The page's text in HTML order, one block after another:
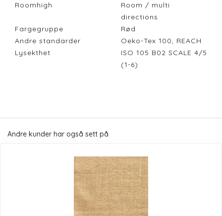
Roomhigh
Room / multi
directions
Fargegruppe
Rød
Andre standarder
Oeko-Tex 100, REACH
Lysekthet
ISO 105 B02 SCALE 4/5
(1-6)
Andre kunder har også sett på